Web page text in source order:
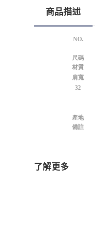
商品描述
NO.
尺碼
材質
肩寬
32
產地
備註
了解更多